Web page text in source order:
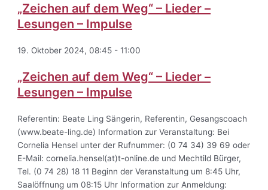
„Zeichen auf dem Weg“ – Lieder –
Lesungen – Impulse
19. Oktober 2024, 08:45 -11:00
„Zeichen auf dem Weg“ – Lieder –
Lesungen – Impulse
Referentin: Beate Ling Sängerin, Referentin, Gesangscoach
(www.beate-ling.de) Information zur Veranstaltung: Bei
Cornelia Hensel unter der Rufnummer: (0 74 34) 39 69 oder
E-Mail: cornelia.hensel(at)t-online.de und Mechtild Bürger,
Tel. (0 74 28) 18 11 Beginn der Veranstaltung um 8:45 Uhr,
Saalöffnung um 08:15 Uhr Information zur Anmeldung: